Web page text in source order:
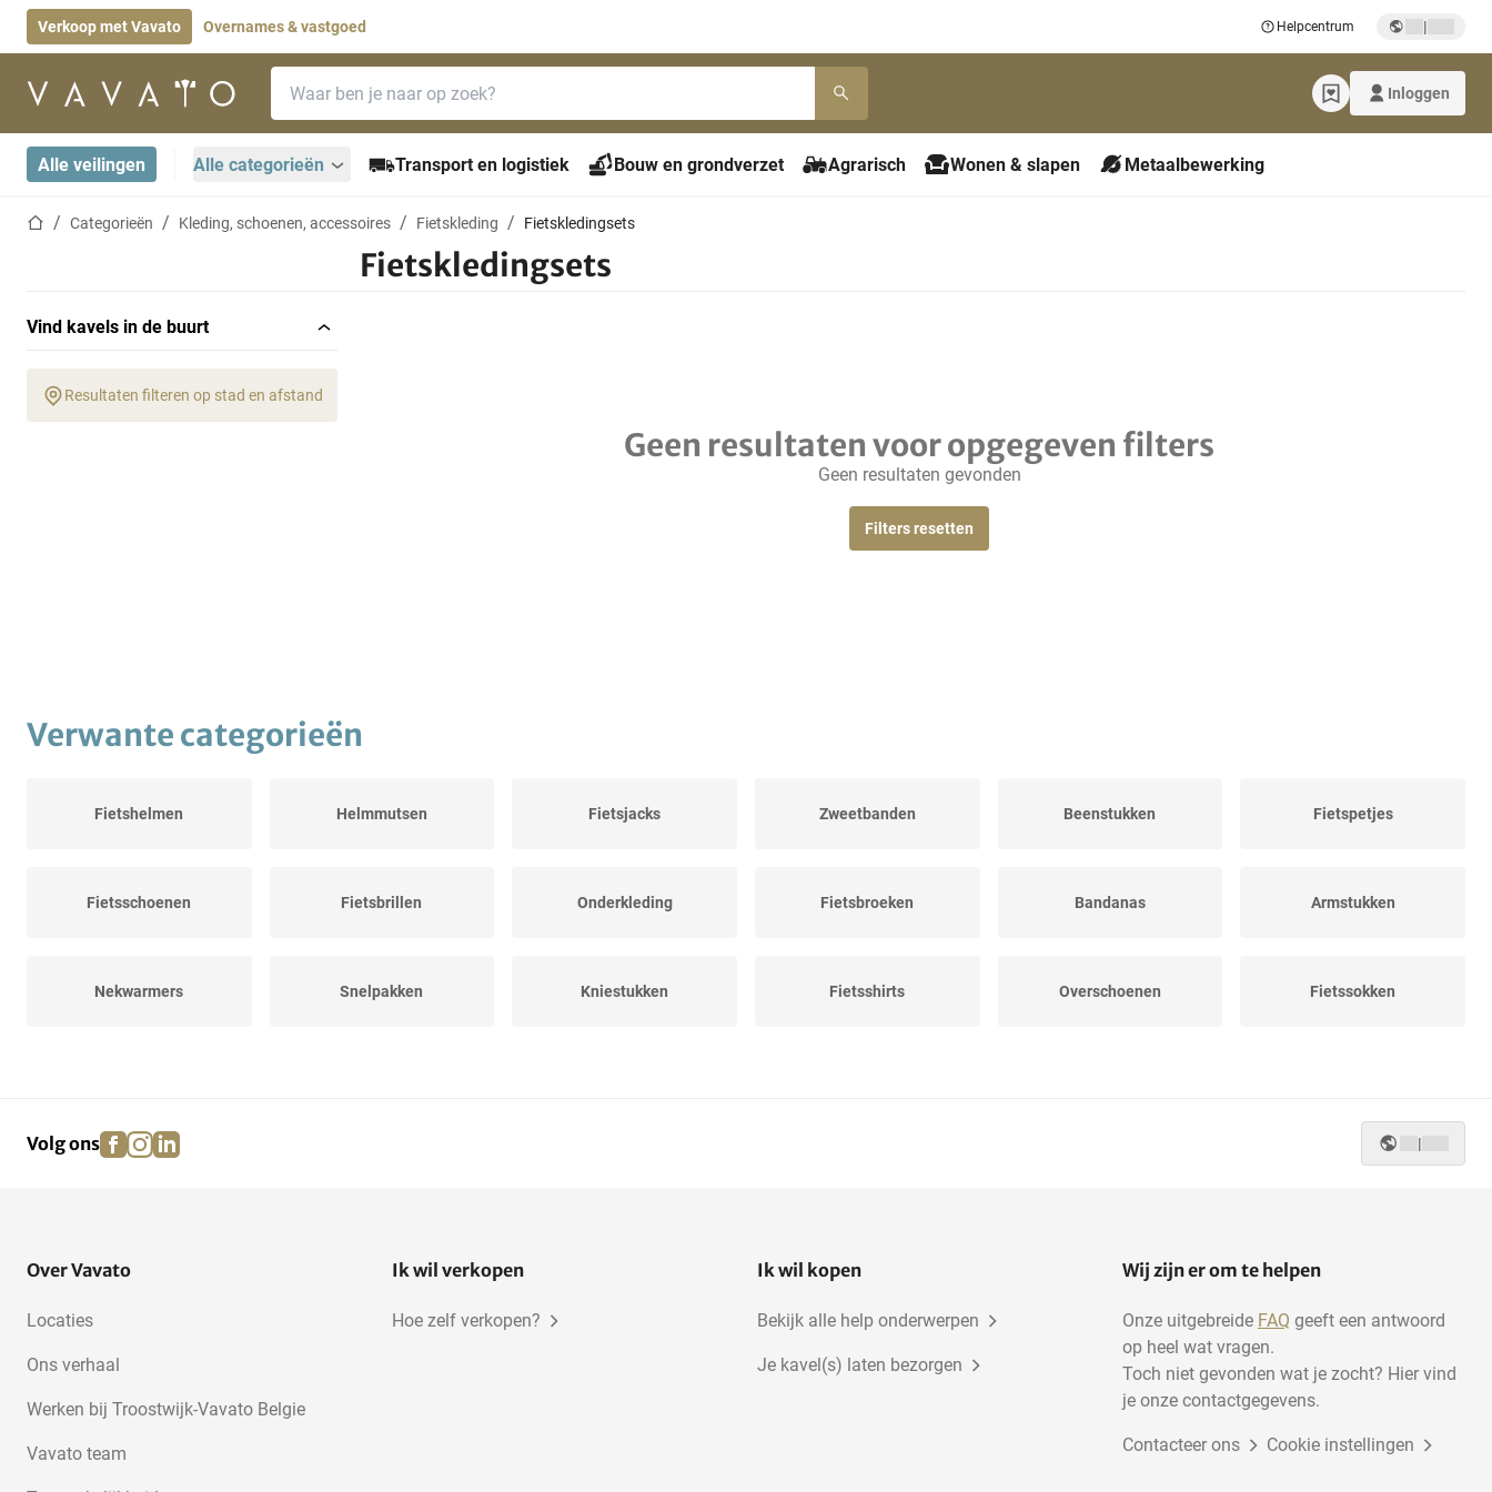
Verkoop met Vavato Overnames & vastgoed Helpcentrum |
Startpagina Inloggen
Alle veilingen Alle categorieën Transport en logistiek Bouw en grondverzet Agrarisch Wonen & slapen Metaalbewerking
StartpaginaCategorieën Kleding, schoenen, accessoires Fietskleding Fietskledingsets
Fietskledingsets
Vind kavels in de buurt
Resultaten filteren op stad en afstand
Geen resultaten voor opgegeven filters
Geen resultaten gevonden
Filters resetten
Verwante categorieën
Fietshelmen Helmmutsen Fietsjacks Zweetbanden Beenstukken Fietspetjes
Fietsschoenen Fietsbrillen Onderkleding Fietsbroeken Bandanas Armstukken
Nekwarmers Snelpakken Kniestukken Fietsshirts Overschoenen Fietssokken
Volg ons facebook
instagram
linkedin |
Over Vavato
Locaties
Ons verhaal
Werken bij Troostwijk-Vavato Belgie
Vavato team
Ik wil verkopen
Hoe zelf verkopen?
Ik wil kopen
Bekijk alle help onderwerpen
Je kavel(s) laten bezorgen
Wij zijn er om te helpen
Onze uitgebreide FAQ geeft een antwoord
op heel wat vragen.
Toch niet gevonden wat je zocht? Hier vind
je onze contactgegevens.
Contacteer ons Cookie instellingen